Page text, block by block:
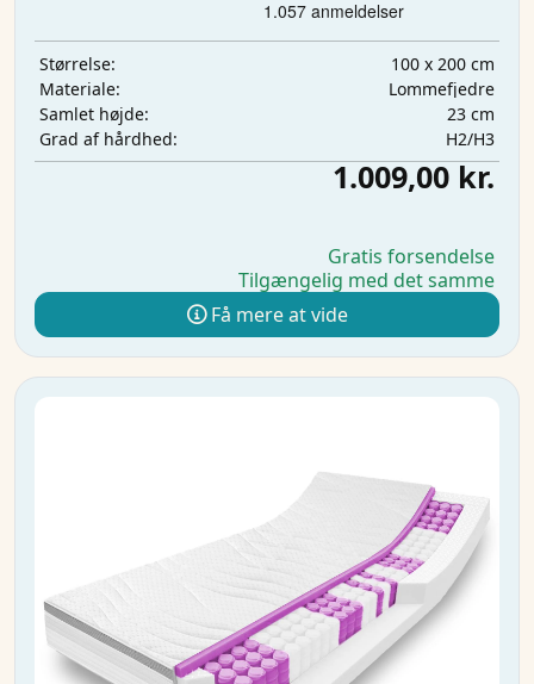
Størrelse:
100 x 200 cm
Materiale:
Lommefjedre
Samlet højde:
23 cm
Grad af hårdhed:
H2/H3
1.009,00 kr.
Gratis forsendelse
Tilgængelig med det samme
Få mere at vide